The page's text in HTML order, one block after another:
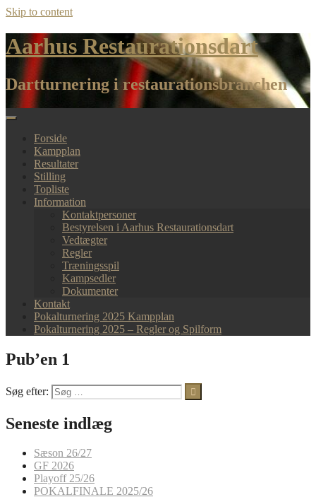
Skip to content
Aarhus Restaurationsdart
Dartturnering i restaurationsbranchen
Forside
Kampplan
Resultater
Stilling
Topliste
Information
Kontaktpersoner
Bestyrelsen i Aarhus Restaurationsdart
Vedtægter
Regler
Træningsspil
Kampsedler
Dokumenter
Kontakt
Pokalturnering 2025 Kampplan
Pokalturnering 2025 – Regler og Spilform
Pub’en 1
Søg efter:
Seneste indlæg
Sæson 26/27
GF 2026
Playoff 25/26
POKALFINALE 2025/26